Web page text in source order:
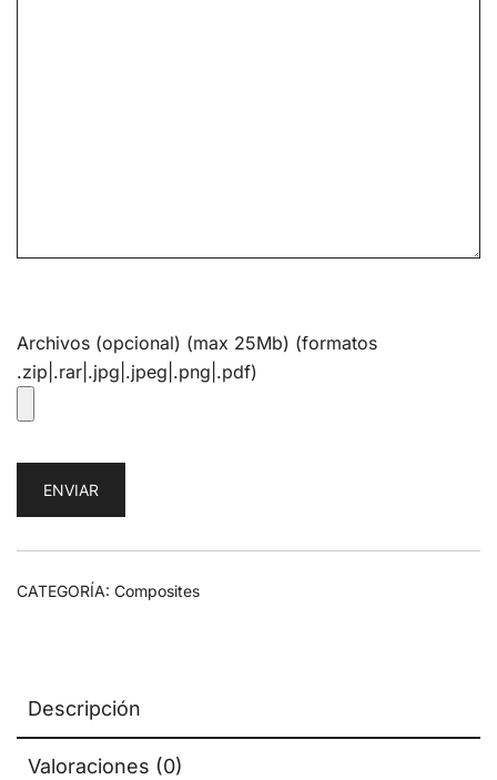
Archivos (opcional) (max 25Mb) (formatos
.zip|.rar|.jpg|.jpeg|.png|.pdf)
CATEGORÍA: Composites
Descripción
Valoraciones (0)